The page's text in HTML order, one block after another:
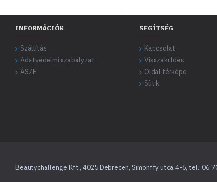
INFORMÁCIÓK
Szállítás
Adatvédelmi szabályzat
ÁSZF
SEGÍTSÉG
Kapcsolat
Visszaküldés
Oldal térképe
Sütik
Beautychallenge Kft., 4025 Debrecen, Simonffy utca 4-6, tel.: 06